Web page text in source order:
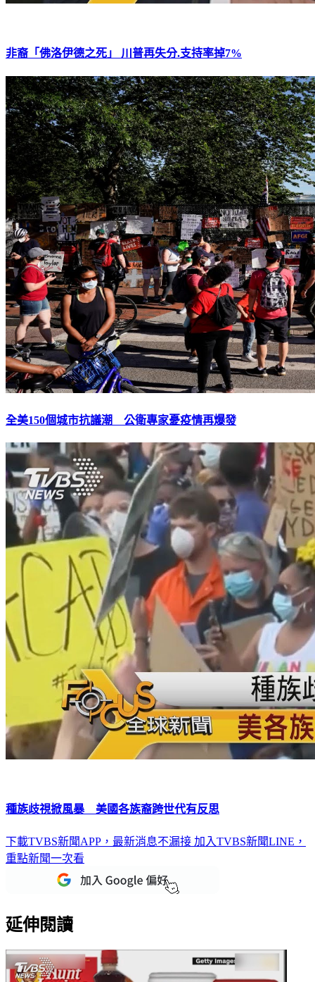
非裔「佛洛伊德之死」 川普再失分.支持率掉7%
全美150個城市抗議潮 公衛專家憂疫情再爆發
種族歧視掀風暴 美國各族裔跨世代有反思
下載TVBS新聞APP，最新消息不漏接 加入TVBS新聞LINE，
重點新聞一次看
延伸閱讀